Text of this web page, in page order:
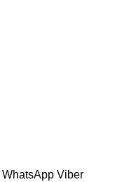
WhatsApp Viber